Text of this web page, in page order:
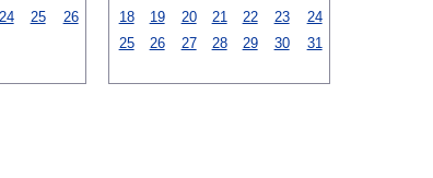
24 25
26
18
19 20 21 22 23
24
25
26 27 28 29 30 31